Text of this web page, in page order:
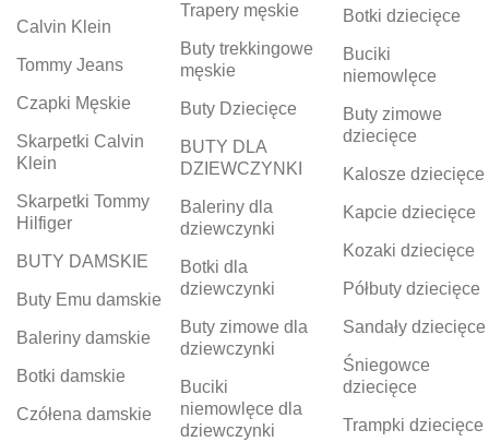
Calvin Klein
Tommy Jeans
Czapki Męskie
Skarpetki Calvin
Klein
Skarpetki Tommy
Hilfiger
BUTY DAMSKIE
Buty Emu damskie
Baleriny damskie
Botki damskie
Czółena damskie
Trapery męskie
Buty trekkingowe
męskie
Buty Dziecięce
BUTY DLA
DZIEWCZYNKI
Baleriny dla
dziewczynki
Botki dla
dziewczynki
Buty zimowe dla
dziewczynki
Buciki
niemowlęce dla
dziewczynki
Botki dziecięce
Buciki
niemowlęce
Buty zimowe
dziecięce
Kalosze dziecięce
Kapcie dziecięce
Kozaki dziecięce
Półbuty dziecięce
Sandały dziecięce
Śniegowce
dziecięce
Trampki dziecięce